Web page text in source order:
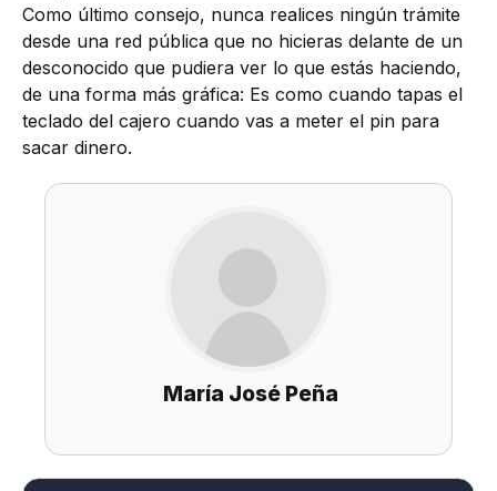
Como último consejo, nunca realices ningún trámite
desde una red pública que no hicieras delante de un
desconocido que pudiera ver lo que estás haciendo,
de una forma más gráfica: Es como cuando tapas el
teclado del cajero cuando vas a meter el pin para
sacar dinero.
María José Peña